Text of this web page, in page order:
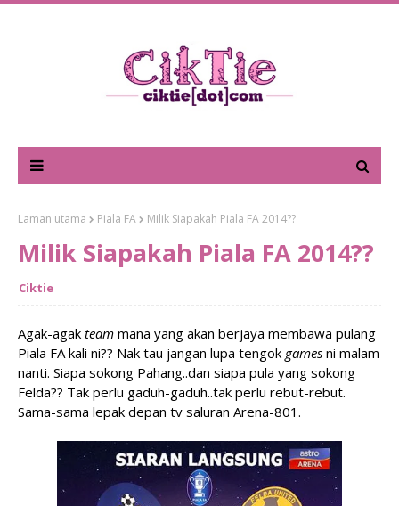
Laman utama Piala FA Milik Siapakah Piala FA 2014??
Milik Siapakah Piala FA 2014??
Ciktie
Agak-agak team mana yang akan berjaya membawa pulang
Piala FA kali ni?? Nak tau jangan lupa tengok games ni malam
nanti. Siapa sokong Pahang..dan siapa pula yang sokong
Felda?? Tak perlu gaduh-gaduh..tak perlu rebut-rebut.
Sama-sama lepak depan tv saluran Arena-801.